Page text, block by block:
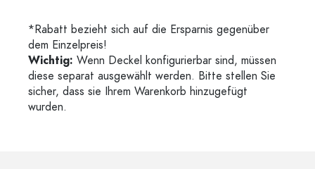
*Rabatt bezieht sich auf die Ersparnis gegenüber
dem Einzelpreis!
Wichtig: Wenn Deckel konfigurierbar sind, müssen
diese separat ausgewählt werden. Bitte stellen Sie
sicher, dass sie Ihrem Warenkorb hinzugefügt
wurden.